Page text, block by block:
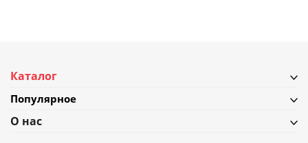
Каталог
Популярное
О нас